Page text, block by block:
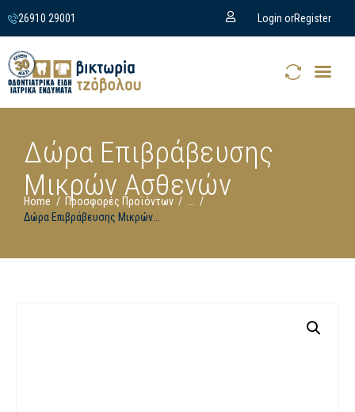
26910 29001 Login orRegister
Δώρα Επιβράβευσης
Μικρών Ασθενών
Home Προσφορές Προϊόντων
...
Δώρα Επιβράβευσης Μικρών...